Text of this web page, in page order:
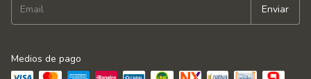
Medios de pago